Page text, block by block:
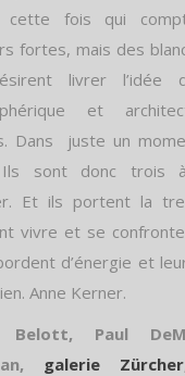
cette fois qui
fortes, mais des
livrer l’idée
et
Dans juste un
Ils sont donc trois
Et ils portent la
vivre et se
d’énergie et
Anne Kerner.
Belott, Paul
galerie Zürcher